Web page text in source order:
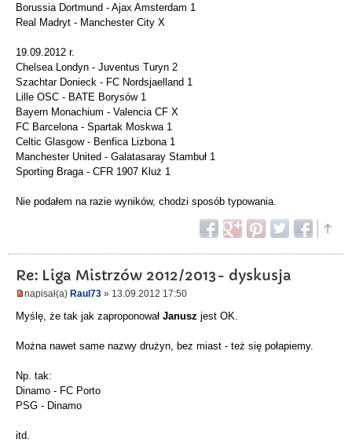
Borussia Dortmund - Ajax Amsterdam 1
Real Madryt - Manchester City X
19.09.2012 r.
Chelsea Londyn - Juventus Turyn 2
Szachtar Donieck - FC Nordsjaelland 1
Lille OSC - BATE Borysów 1
Bayern Monachium - Valencia CF X
FC Barcelona - Spartak Moskwa 1
Celtic Glasgow - Benfica Lizbona 1
Manchester United - Galatasaray Stambuł 1
Sporting Braga - CFR 1907 Kluż 1
Nie podałem na razie wyników, chodzi sposób typowania.
Re: Liga Mistrzów 2012/2013- dyskusja
napisał(a) Raul73 » 13.09.2012 17:50
Myślę, że tak jak zaproponował Janusz jest OK.
Można nawet same nazwy drużyn, bez miast - też się połapiemy.
Np. tak:
Dinamo - FC Porto
PSG - Dinamo
itd.